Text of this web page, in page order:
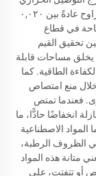
المنخفض للمواد الاصطناعية البولي يوريثانية، الذي يتراوح عادةً بين ٠,٠٢٠
في قطاع
تحقيق القيم
يخلق مساحات قابلة
الطاقية. كما
خلال منع امتصاص
فعندما تمتص
انخفاضًا حادًّا، ما
المواد الاصطناعية
الظروف الرطبة،
متانة هذه المواد
أو تتفتت، على